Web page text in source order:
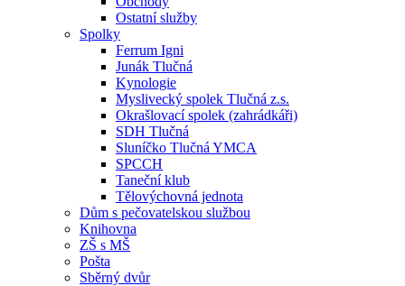
Ostatní služby
Spolky
Ferrum Igni
Junák Tlučná
Kynologie
Myslivecký spolek Tlučná z.s.
Okrašlovací spolek (zahrádkáři)
SDH Tlučná
Sluníčko Tlučná YMCA
SPCCH
Taneční klub
Tělovýchovná jednota
Dům s pečovatelskou službou
Knihovna
ZŠ s MŠ
Pošta
Sběrný dvůr